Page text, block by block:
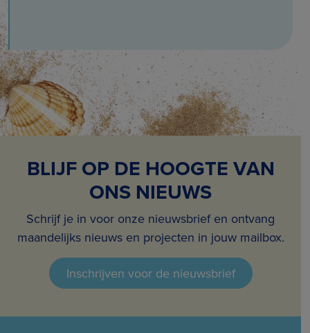
BLIJF OP DE HOOGTE VAN
ONS NIEUWS
Schrijf je in voor onze nieuwsbrief en ontvang
maandelijks nieuws en projecten in jouw mailbox.
Inschrijven voor de nieuwsbrief